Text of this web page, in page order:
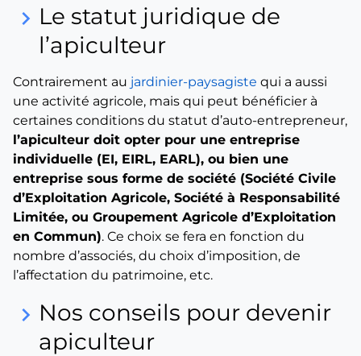
keyboard_arrow_right Le statut juridique de
l’apiculteur
Contrairement au jardinier-paysagiste qui a aussi
une activité agricole, mais qui peut bénéficier à
certaines conditions du statut d’auto-entrepreneur,
l’apiculteur doit opter pour une entreprise
individuelle (EI, EIRL, EARL), ou bien une
entreprise sous forme de société (Société Civile
d’Exploitation Agricole, Société à Responsabilité
Limitée, ou Groupement Agricole d’Exploitation
en Commun). Ce choix se fera en fonction du
nombre d’associés, du choix d’imposition, de
l’affectation du patrimoine, etc.
keyboard_arrow_right Nos conseils pour devenir
apiculteur